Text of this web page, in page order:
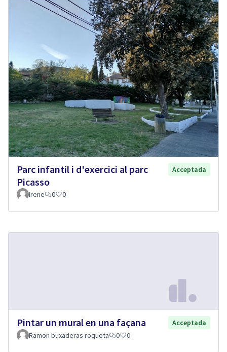
Parc infantil i d'exercici al parc
Picasso
Acceptada
Irene 0 0
Pintar un mural en una façana
Acceptada
Ramon buxaderas roqueta
0 0